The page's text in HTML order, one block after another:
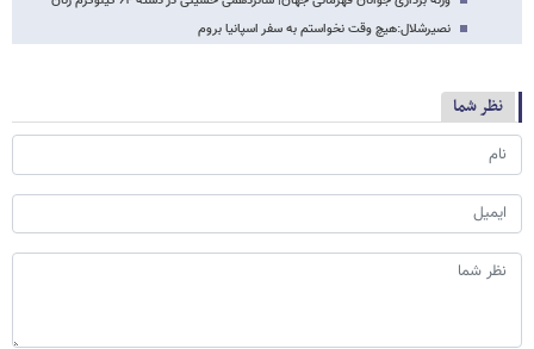
نصیرشلال:هیچ وقت نخواستم به سفر اسپانیا بروم
نظر شما